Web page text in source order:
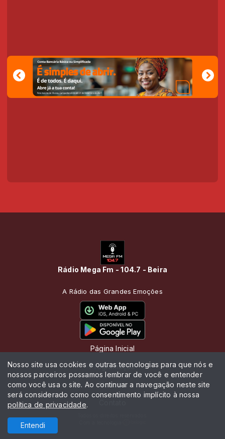
Rádio Mega Fm - 104.7 - Beira
A Rádio das Grandes Emoções
Página Inicial
Programação
Notícias
Nosso site usa cookies e outras tecnologias para que nós e
nossos parceiros possamos lembrar de você e entender
como você usa o site. Ao continuar a navegação neste site
será considerado como consentimento implícito à nossa
política de privacidade.
Entendi